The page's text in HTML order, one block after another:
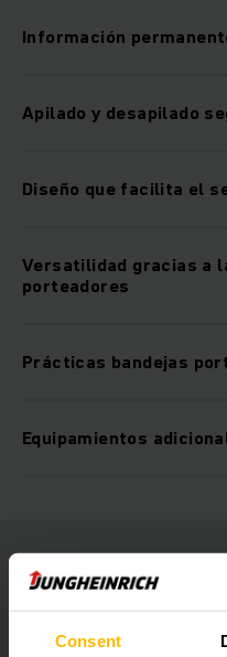
Consent
Información
Apilado y desapilado
Diseño que facilita el
Versatilidad gracias a
porteadores
Prácticas bandejas
Equipamientos